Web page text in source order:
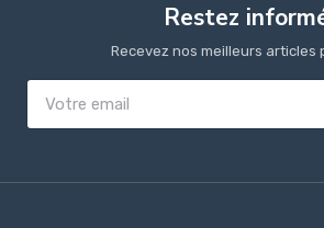
Restez
Recevez nos meilleurs articles